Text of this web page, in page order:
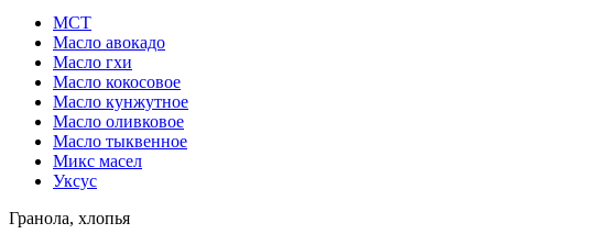
МСТ
Масло авокадо
Масло гхи
Масло кокосовое
Масло кунжутное
Масло оливковое
Масло тыквенное
Микс масел
Уксус
Гранола, хлопья